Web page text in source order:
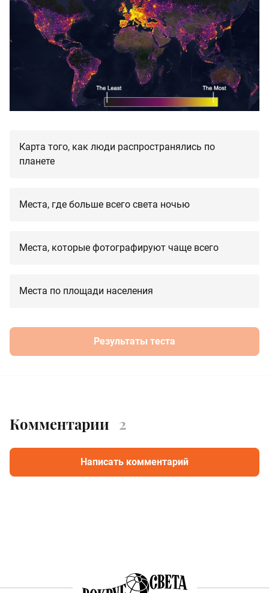
Карта того, как люди распространялись по
планете
Места, где больше всего света ночью
Места, которые фотографируют чаще всего
Места по площади населения
Результаты теста
Комментарии 2
Написать комментарий